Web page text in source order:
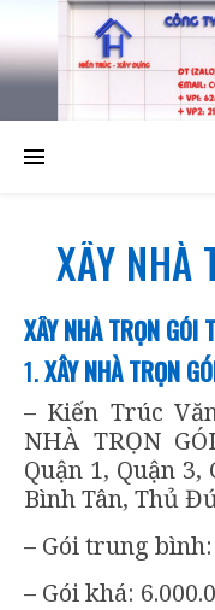
XÂY NHÀ
XÂY NHÀ TRỌN GÓI
1.XÂY NHÀ TRỌN
– Kiến Trúc Văn Hưng chuyên nhận XÂY
NHÀ TRỌN
Quận 1, Quận 3,
Bình Tân, Thủ
– Gói trung bình:
– Gói khá: